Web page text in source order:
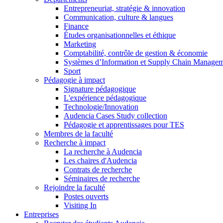
Entrepreneuriat, stratégie & innovation
Communication, culture & langues
Finance
Études organisationnelles et éthique
Marketing
Comptabilité, contrôle de gestion & économie
Systèmes d’Information et Supply Chain
Sport
Pédagogie à impact
Signature pédagogique
L'expérience pédagogique
Technologie/Innovation
Audencia Cases Study collection
Pédagogie et apprentissages pour TES
Membres de la faculté
Recherche à impact
La recherche à Audencia
Les chaires d'Audencia
Contrats de recherche
Séminaires de recherche
Rejoindre la faculté
Postes ouverts
Visiting In
Entreprises